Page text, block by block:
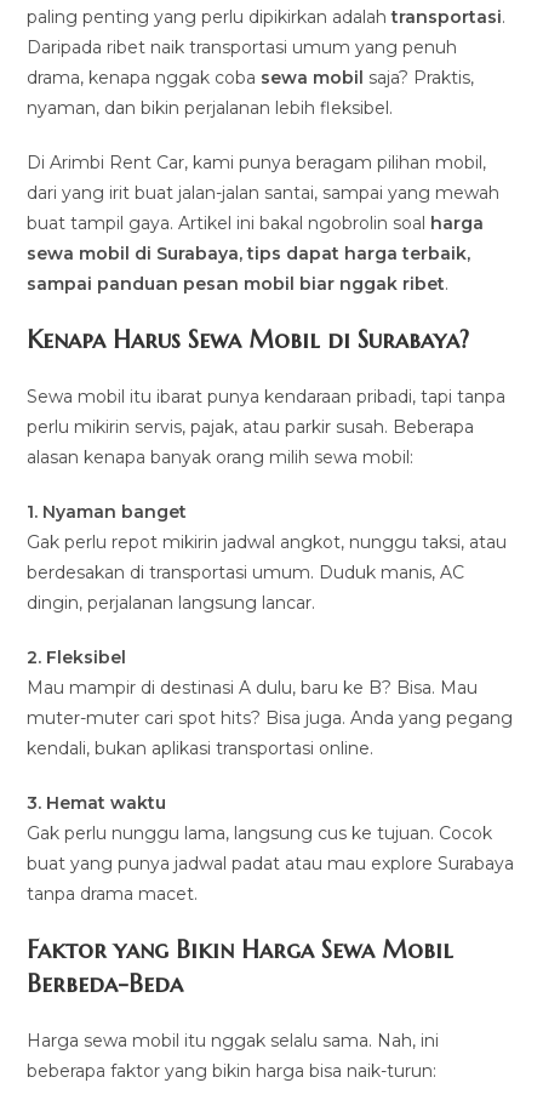
paling penting yang perlu dipikirkan adalahtransportasi.
Daripada ribet naik transportasi umum yang penuh
drama, kenapa nggak coba sewa mobil saja? Praktis,
nyaman, dan bikin perjalanan lebih fleksibel.
Di Arimbi Rent Car, kami punya beragam pilihan mobil,
dari yang irit buat jalan-jalan santai, sampai yang mewah
buat tampil gaya. Artikel ini bakal ngobrolin soal harga
sewa mobil di Surabaya, tips dapat harga terbaik,
sampai panduan pesan mobil biar nggak ribet.
Kenapa Harus Sewa Mobil di Surabaya?
Sewa mobil itu ibarat punya kendaraan pribadi, tapi tanpa
perlu mikirin servis, pajak, atau parkir susah. Beberapa
alasan kenapa banyak orang milih sewa mobil:
1. Nyaman banget
Gak perlu repot mikirin jadwal angkot, nunggu taksi, atau
berdesakan di transportasi umum. Duduk manis, AC
dingin, perjalanan langsung lancar.
2. Fleksibel
Mau mampir di destinasi A dulu, baru ke B? Bisa. Mau
muter-muter cari spot hits? Bisa juga. Anda yang pegang
kendali, bukan aplikasi transportasi online.
3. Hemat waktu
Gak perlu nunggu lama, langsung cus ke tujuan. Cocok
buat yang punya jadwal padat atau mau explore Surabaya
tanpa drama macet.
Faktor yang Bikin Harga Sewa Mobil
Berbeda-Beda
Harga sewa mobil itu nggak selalu sama. Nah, ini
beberapa faktor yang bikin harga bisa naik-turun: